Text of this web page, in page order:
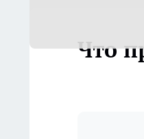
Что